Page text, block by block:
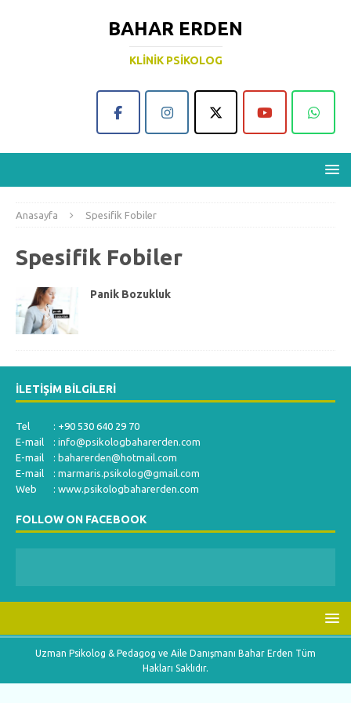
BAHAR ERDEN
KLINIK PSIKOLOG
Anasayfa Spesifik Fobiler
Spesifik Fobiler
Panik Bozukluk
İLETIŞIM BILGILERI
Tel : +90 530 640 29 70
E-mail : info@psikologbaharerden.com
E-mail : baharerden@hotmail.com
E-mail : marmaris.psikolog@gmail.com
Web : www.psikologbaharerden.com
FOLLOW ON FACEBOOK
Uzman Psikolog & Pedagog ve Aile Danışmanı Bahar Erden Tüm
Hakları Saklıdır.